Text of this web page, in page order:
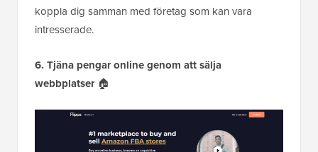
koppla dig samman med företag som kan vara
intresserade.
6. Tjäna pengar online genom att sälja
webbplatser🏠